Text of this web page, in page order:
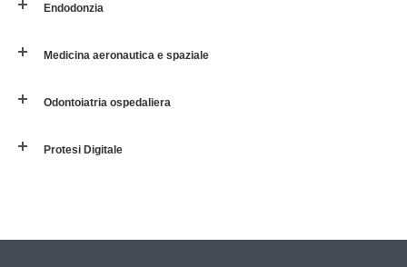
Endodonzia
Medicina aeronautica e spaziale
Odontoiatria ospedaliera
Protesi Digitale